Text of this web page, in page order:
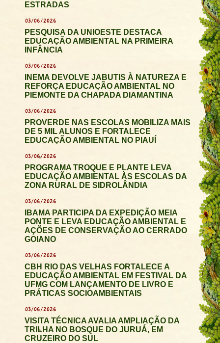
ESTRADAS
03/06/2026
PESQUISA DA UNIOESTE DESTACA
EDUCAÇÃO AMBIENTAL NA PRIMEIRA
INFÂNCIA
03/06/2026
INEMA DEVOLVE JABUTIS À NATUREZA E
REFORÇA EDUCAÇÃO AMBIENTAL NO
PIEMONTE DA CHAPADA DIAMANTINA
03/06/2026
PROVERDE NAS ESCOLAS MOBILIZA MAIS
DE 5 MIL ALUNOS E FORTALECE
EDUCAÇÃO AMBIENTAL NO PIAUÍ
03/06/2026
PROGRAMA TROQUE E PLANTE LEVA
EDUCAÇÃO AMBIENTAL ÀS ESCOLAS DA
ZONA RURAL DE SIDROLÂNDIA
03/06/2026
IBAMA PARTICIPA DA EXPEDIÇÃO MEIA
PONTE E LEVA EDUCAÇÃO AMBIENTAL E
AÇÕES DE CONSERVAÇÃO AO CERRADO
GOIANO
03/06/2026
CBH RIO DAS VELHAS FORTALECE A
EDUCAÇÃO AMBIENTAL EM FESTIVAL DA
UFMG COM LANÇAMENTO DE LIVRO E
PRÁTICAS SOCIOAMBIENTAIS
03/06/2026
VISITA TÉCNICA AVALIA AMPLIAÇÃO DA
TRILHA NO BOSQUE DO JURUÁ, EM
CRUZEIRO DO SUL